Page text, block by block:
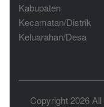
Kabupaten
Kecamatan/Distrik
Keluarahan/Desa
Copyright 2026